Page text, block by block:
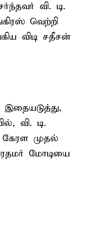
வி. டி.
வெற்றி
விடி சதீசன்
வி. டி.
கேரள முதல்
மோடியை